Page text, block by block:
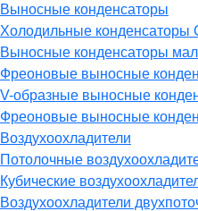
Выносные конденсаторы
Холодильные конденсаторы
Выносные конденсаторы
Фреоновые выносные
V-образные выносные
Фреоновые выносные
Воздухоохладители
Потолочные
Кубические
Воздухоохладители